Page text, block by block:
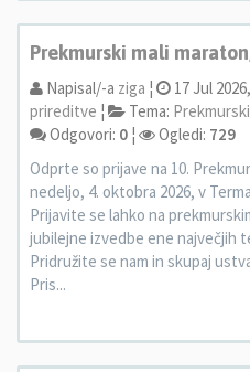
Prekmurski mali
Napisal/-a ziga ¦ 17 Jul
prireditve ¦ Tema:
Odgovori: 0 ¦ Ogledi: 729
Odprte so prijave na 10.
nedeljo, 4. oktobra 2026, v
Prijavite se lahko na
jubilejne izvedbe ene največjih
Pridružite se nam in skupaj
Pris...